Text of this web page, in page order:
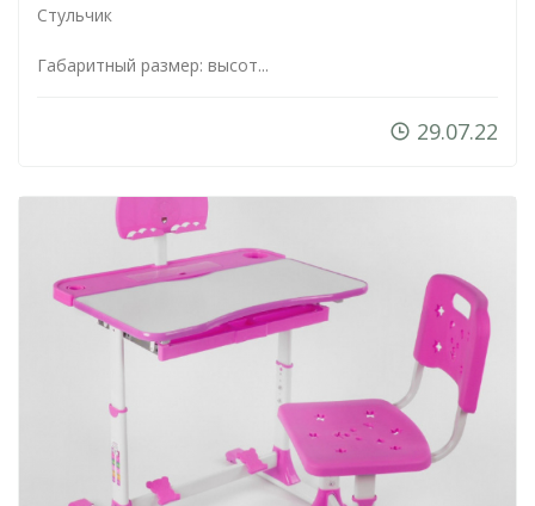
Стульчик
Габаритный размер: высот...
29.07.22